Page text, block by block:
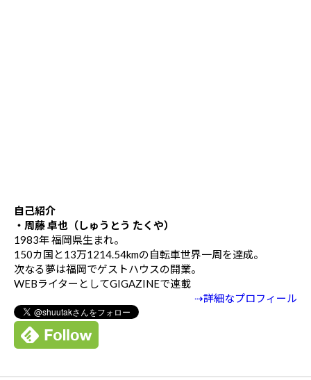
自己紹介
・周藤 卓也（しゅうとう たくや）
1983年 福岡県生まれ。
150カ国と13万1214.54kmの自転車世界一周を達成。
次なる夢は福岡でゲストハウスの開業。
WEBライターとしてGIGAZINEで連載
⇢詳細なプロフィール